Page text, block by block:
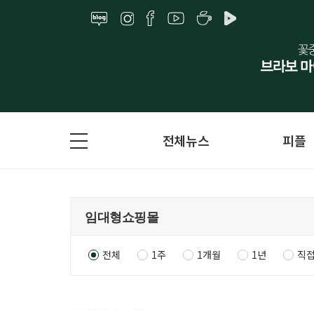
전체뉴스 피플
전체 1주 1개월 1년 직